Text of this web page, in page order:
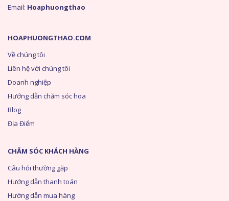
HOAPHUONGTHAO.COM
Về chúng tôi
Liên hệ với chúng tôi
Doanh nghiệp
Hướng dẫn chăm sóc hoa
Blog
Địa Điểm
CHĂM SÓC KHÁCH HÀNG
Câu hỏi thường gặp
Hướng dẫn thanh toán
Hướng dẫn mua hàng
Email: Hoaphuongthao